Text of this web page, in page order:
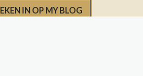
IN OP MY BLOG